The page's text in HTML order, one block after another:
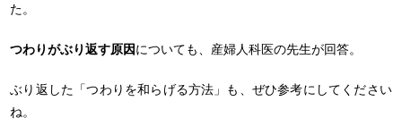
た。
つわりがぶり返す原因についても、産婦人科医の先生が回答。
ぶり返した「つわりを和らげる方法」も、ぜひ参考にしてください
ね。